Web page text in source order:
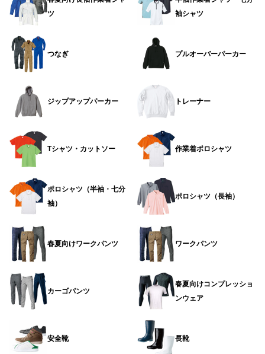
ツ
袖シャツ
つなぎ プルオーバーパーカー
ジップアップパーカー トレーナー
Tシャツ・カットソー 作業着ポロシャツ
ポロシャツ（半袖・七分
袖）
ポロシャツ（長袖）
春夏向けワークパンツ ワークパンツ
カーゴパンツ
春夏向けコンプレッショ
ンウェア
安全靴 長靴